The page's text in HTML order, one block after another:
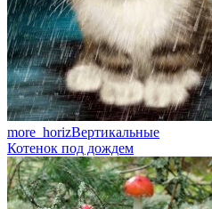
more_horizВертикальные
Котенок под дождем